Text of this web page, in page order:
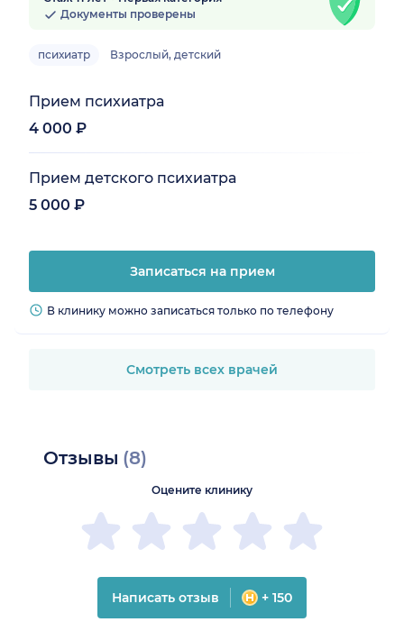
Документы проверены
психиатр Взрослый, детский
Прием психиатра
4 000 ₽
Прием детского психиатра
5 000 ₽
Записаться на прием
В клинику можно записаться только по телефону
Смотреть всех врачей
Отзывы (8)
Оцените клинику
Написать отзыв + 150